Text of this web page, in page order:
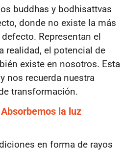
buddhas y bodhisattvas
donde no existe la más
Representan el
realidad, el potencial de
existe en nosotros. Esta
nos recuerda nuestra
transformación.
la luz
en forma de rayos